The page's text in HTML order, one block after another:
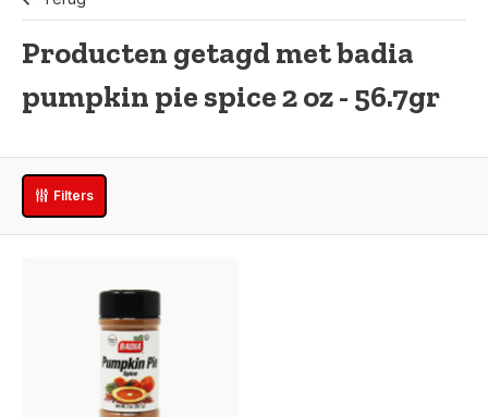
Producten getagd met badia
pumpkin pie spice 2 oz - 56.7gr
Filters